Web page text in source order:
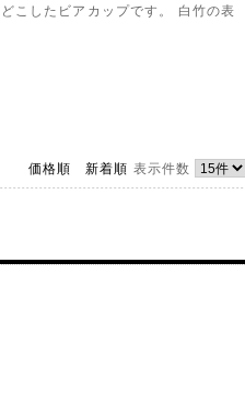
こしたビアカップです。 白竹の表
価格順 新着順 表示件数